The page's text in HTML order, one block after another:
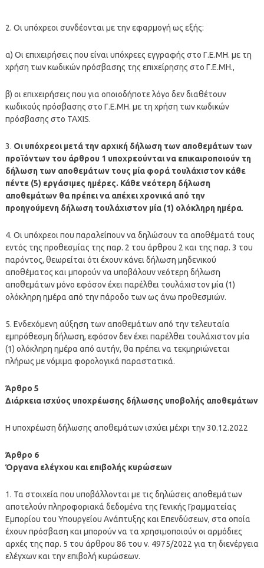
2. Οι υπόχρεοι συνδέονται με την εφαρμογή ως εξής:
α) Οι επιχειρήσεις που είναι υπόχρεες εγγραφής στο Γ.Ε.ΜΗ. με τη
χρήση των κωδικών πρόσβασης της επιχείρησης στο Γ.Ε.ΜΗ.,
β) οι επιχειρήσεις που για οποιοδήποτε λόγο δεν διαθέτουν
κωδικούς πρόσβασης στο Γ.Ε.ΜΗ. με τη χρήση των κωδικών
πρόσβασης στο TAXIS.
3. Οι υπόχρεοι μετά την αρχική δήλωση των αποθεμάτων των
προϊόντων του άρθρου 1 υποχρεούνται να επικαιροποιούν τη
δήλωση των αποθεμάτων τους μία φορά τουλάχιστον κάθε
πέντε (5) εργάσιμες ημέρες. Κάθε νεότερη δήλωση
αποθεμάτων θα πρέπει να απέχει χρονικά από την
προηγούμενη δήλωση τουλάχιστον μία (1) ολόκληρη ημέρα.
4. Οι υπόχρεοι που παραλείπουν να δηλώσουν τα αποθέματά τους
εντός της προθεσμίας της παρ. 2 του άρθρου 2 και της παρ. 3 του
παρόντος, θεωρείται ότι έχουν κάνει δήλωση μηδενικού
αποθέματος και μπορούν να υποβάλουν νεότερη δήλωση
αποθεμάτων μόνο εφόσον έχει παρέλθει τουλάχιστον μία (1)
ολόκληρη ημέρα από την πάροδο των ως άνω προθεσμιών.
5. Ενδεχόμενη αύξηση των αποθεμάτων από την τελευταία
εμπρόθεσμη δήλωση, εφόσον δεν έχει παρέλθει τουλάχιστον μία
(1) ολόκληρη ημέρα από αυτήν, θα πρέπει να τεκμηριώνεται
πλήρως με νόμιμα φορολογικά παραστατικά.
Άρθρο 5
Διάρκεια ισχύος υποχρέωσης δήλωσης υποβολής αποθεμάτων
Η υποχρέωση δήλωσης αποθεμάτων ισχύει μέχρι την 30.12.2022
Άρθρο 6
Όργανα ελέγχου και επιβολής κυρώσεων
1. Τα στοιχεία που υποβάλλονται με τις δηλώσεις αποθεμάτων
αποτελούν πληροφοριακά δεδομένα της Γενικής Γραμματείας
Εμπορίου του Υπουργείου Ανάπτυξης και Επενδύσεων, στα οποία
έχουν πρόσβαση και μπορούν να τα χρησιμοποιούν οι αρμόδιες
αρχές της παρ. 5 του άρθρου 86 του ν. 4975/2022 για τη διενέργεια
ελέγχων και την επιβολή κυρώσεων.